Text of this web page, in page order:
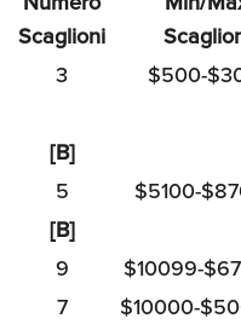
Scaglioni
3
$500-
[B]
5
$5100-
[B]
9
$10099-
7
$10000-